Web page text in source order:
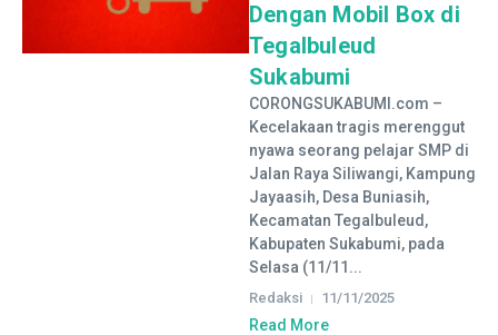
Dengan Mobil Box di
Tegalbuleud
Sukabumi
CORONGSUKABUMI.com –
Kecelakaan tragis merenggut
nyawa seorang pelajar SMP di
Jalan Raya Siliwangi, Kampung
Jayaasih, Desa Buniasih,
Kecamatan Tegalbuleud,
Kabupaten Sukabumi, pada
Selasa (11/11...
Redaksi 11/11/2025
Read More